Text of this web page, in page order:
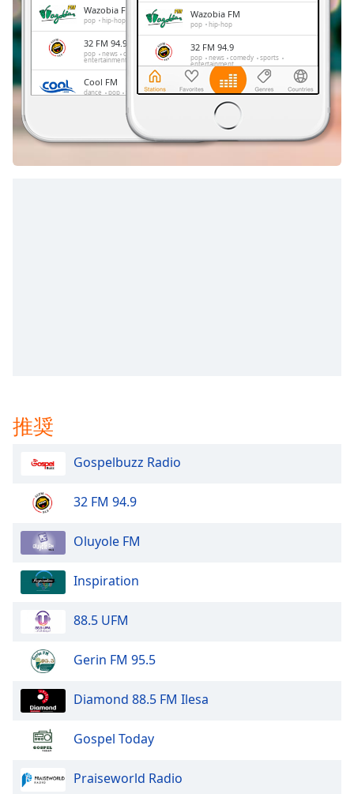
Chapters
Descriptions
descriptions
off,
Subtitles
subtitles
Fullscreen
This
modal
window.
Beginning
dialog
window.
Escape
cancel
window.
Color
Wazobia FM
pop hip-hop
32 FM 94.9
pop news comedy sports
entertainment
Cool FM
dance pop retro
Lagelu FM 96.7
politics
Wazobia FM
pop hip-hop
32 FM 94.9
pop news comedy sports
entertainment
Cool FM
dance pop talk retro
Lagelu FM 96.7
culture
推奨
Gospelbuzz Radio
32 FM 94.9
Oluyole FM
Inspiration
88.5 UFM
Gerin FM 95.5
Diamond 88.5 FM Ilesa
Gospel Today
Praiseworld Radio